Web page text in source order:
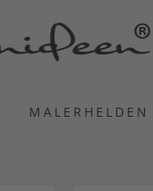
MALERHELDEN